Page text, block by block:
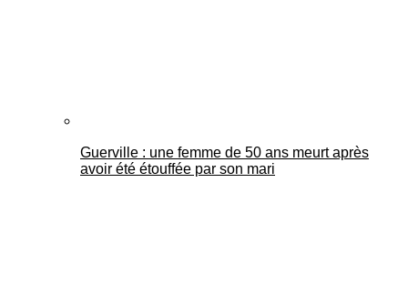
Guerville : une femme de 50 ans meurt après
avoir été étouffée par son mari